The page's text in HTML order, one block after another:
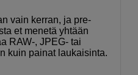
vain kerran, ja pre-
et menetä yhtään
RAW-, JPEG- tai
kuin painat laukaisinta.